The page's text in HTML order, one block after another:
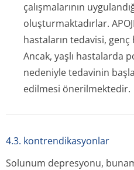
çalışmalarının
oluşturmaktadırlar.
hastaların tedavisi,
Ancak, yaşlı hastalarda
nedeniyle tedavinin
edilmesi önerilmektedir.
4.3. kontrendikasyonlar
Solunum depresyonu,